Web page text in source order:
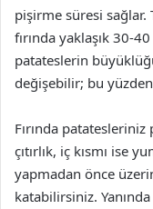
pişirme süresi sağlar.
fırında yaklaşık 30-
patateslerin
değişebilir; bu
Fırında
çıtırlık, iç kısmı ise
yapmadan önce
katabilirsiniz.